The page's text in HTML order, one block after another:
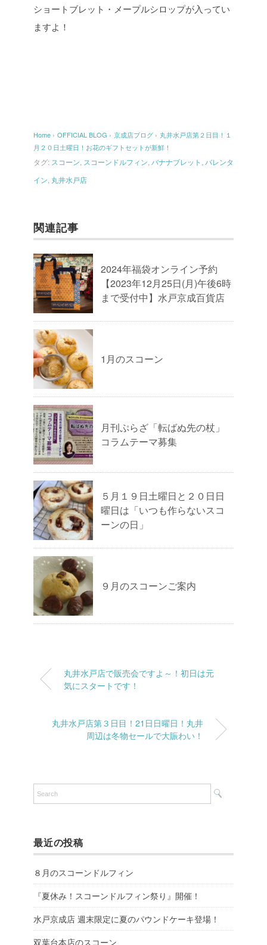
ショートブレット・メープルシロップが入ってい
ますよ！
Home › OFFICIAL BLOG › 京成店ブログ › 丸井水戸店第２日目！１
月２０日土曜日！お花のギフトセットが新鮮！
タグ: スコーン スコーンドルフィン バナナブレット バレンタ
イン 丸井水戸店
関連記事
2024年福袋オンライン予約
【2023年12月25日(月)午後6時
まで受付中】水戸京成百貨店
1月のスコーン
月刊ぷらざ「転ばぬ先の杖」
コラムテーマ募集
５月１９日土曜日と２０日日
曜日は「いつも作らないスコ
ーンの日」
９月のスコーンご案内
丸井水戸店で販売会ですよ～！初日は元
気にスタートです！
丸井水戸店第３日目！21日日曜日！丸井
周辺は冬物セールで大賑わい！
最近の投稿
８月のスコーンドルフィン
『夏休み！スコーンドルフィン祭り』開催！
水戸京成店 週末限定に夏のパウンドケーキ登場！
双葉台本店のスコーン